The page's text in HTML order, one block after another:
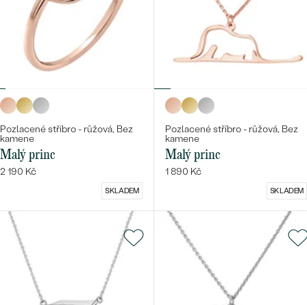
Pozlacené stříbro - růžová, Bez
kamene
Malý princ
2 190 Kč
SKLADEM
Pozlacené stříbro - růžová, Bez
kamene
Malý princ
1 890 Kč
SKLADEM